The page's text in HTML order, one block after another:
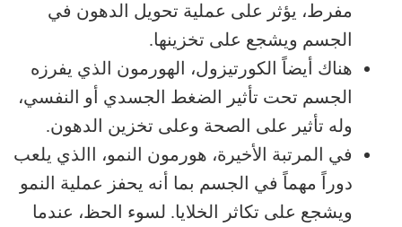
مفرط، يؤثر على عملية تحويل الدهون في
الجسم ويشجع على تخزينها.
هناك أيضاً الكورتيزول، الهورمون الذي يفرزه
الجسم تحت تأثير الضغط الجسدي أو النفسي،
وله تأثير على الصحة وعلى تخزين الدهون.
في المرتبة الأخيرة، هورمون النمو، االذي يلعب
دوراً مهماً في الجسم بما أنه يحفز عملية النمو
ويشجع على تكاثر الخلايا. لسوء الحظ، عندما